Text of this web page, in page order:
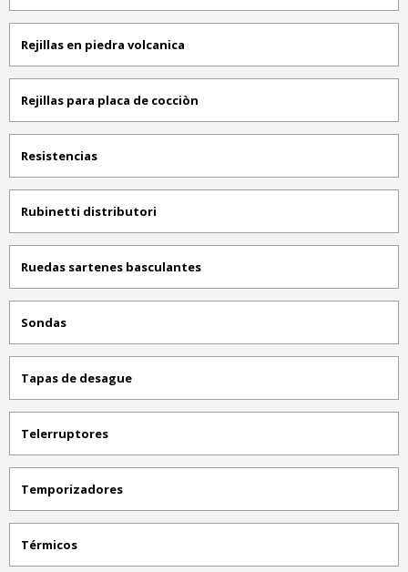
Rejillas en piedra volcanica
Rejillas para placa de cocciòn
Resistencias
Rubinetti distributori
Ruedas sartenes basculantes
Sondas
Tapas de desague
Telerruptores
Temporizadores
Térmicos